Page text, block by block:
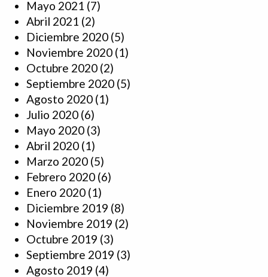
Mayo 2021 (7)
Abril 2021 (2)
Diciembre 2020 (5)
Noviembre 2020 (1)
Octubre 2020 (2)
Septiembre 2020 (5)
Agosto 2020 (1)
Julio 2020 (6)
Mayo 2020 (3)
Abril 2020 (1)
Marzo 2020 (5)
Febrero 2020 (6)
Enero 2020 (1)
Diciembre 2019 (8)
Noviembre 2019 (2)
Octubre 2019 (3)
Septiembre 2019 (3)
Agosto 2019 (4)